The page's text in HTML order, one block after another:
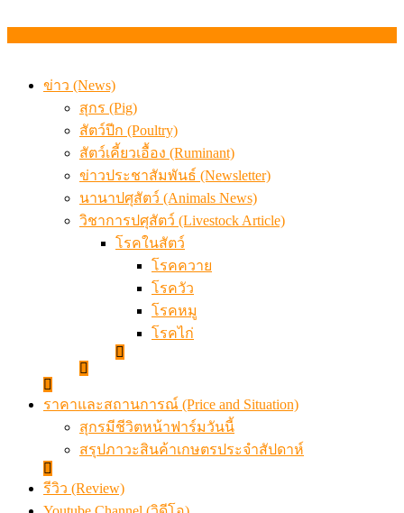
ข่าว (News)
สุกร (Pig)
สัตว์ปีก (Poultry)
สัตว์เคี้ยวเอื้อง (Ruminant)
ข่าวประชาสัมพันธ์ (Newsletter)
นานาปศุสัตว์ (Animals News)
วิชาการปศุสัตว์ (Livestock Article)
โรคในสัตว์
โรคควาย
โรควัว
โรคหมู
โรคไก่
ราคาและสถานการณ์ (Price and Situation)
สุกรมีชีวิตหน้าฟาร์มวันนี้
สรุปภาวะสินค้าเกษตรประจำสัปดาห์
รีวิว (Review)